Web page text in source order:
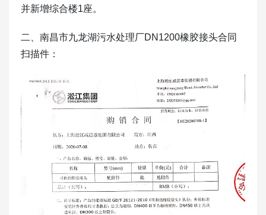
并新增综合楼1座。
二、南昌市九龙湖污水处理厂DN1200橡胶接头合同
扫描件：